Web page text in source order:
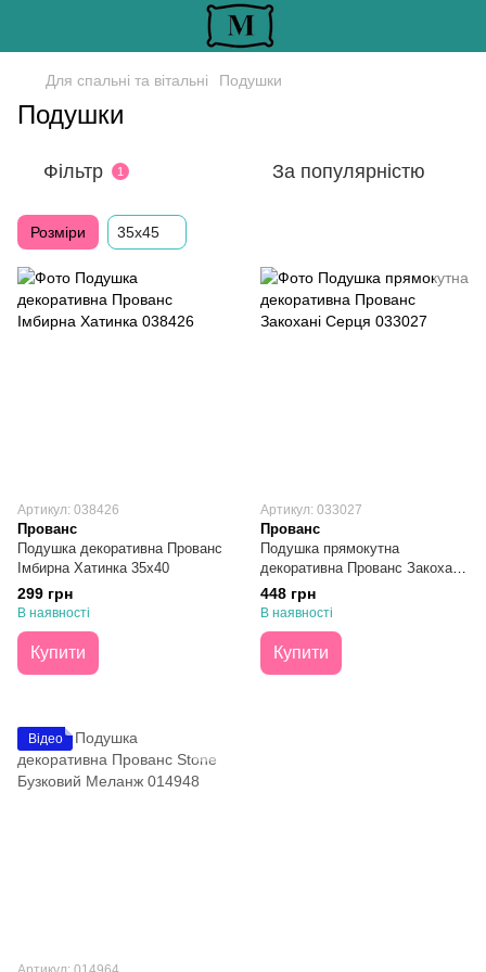
Для спальні та вітальні Подушки
Подушки
Фільтр 1 За популярністю
Розміри 35х45
Артикул: 038426
Прованс
Подушка декоративна Прованс
Імбирна Хатинка 35х40
299 грн
В наявності
Купити
Артикул: 033027
Прованс
Подушка прямокутна
декоративна Прованс Закохані
Серця 35х45
448 грн
В наявності
Купити
Відео